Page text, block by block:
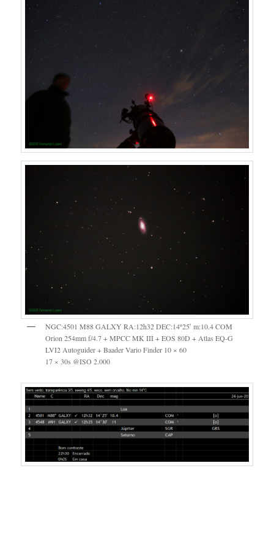
NGC:4501 M88 GALXY RA:12h32 DEC:14º25′ m:10.4 COM
Orion 254mm f/4.7 + MPCC MK III + EOS 80D + Atlas EQ-G
LVI2 Autoguider + Baader Vario Finder 10 × 60
17 × 30s @ISO 2.000